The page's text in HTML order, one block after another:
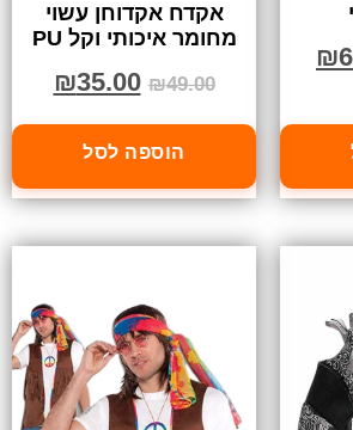
₪
אקדח אקדוחן עשוי
מחומר איכותי וקל PU
₪49.00
₪35.00
הוספה לסל